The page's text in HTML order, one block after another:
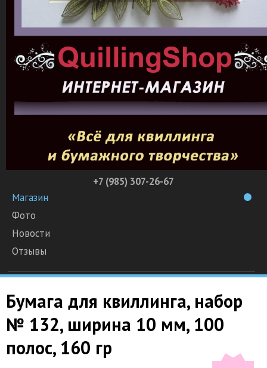
+7 (985) 307-26-67
Магазин
Фото
Новости
Отзывы
Бумага для квиллинга, набор
№ 132, ширина 10 мм, 100
полос, 160 гр